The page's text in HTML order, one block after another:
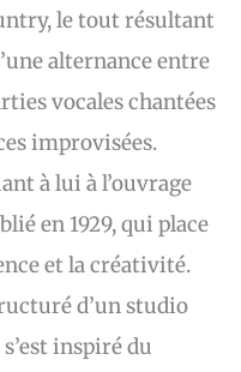
le tout résultant
alternance entre
vocales chantées
improvisées.
à lui à l’ouvrage
en 1929, qui place
et la créativité.
d’un studio
inspiré du